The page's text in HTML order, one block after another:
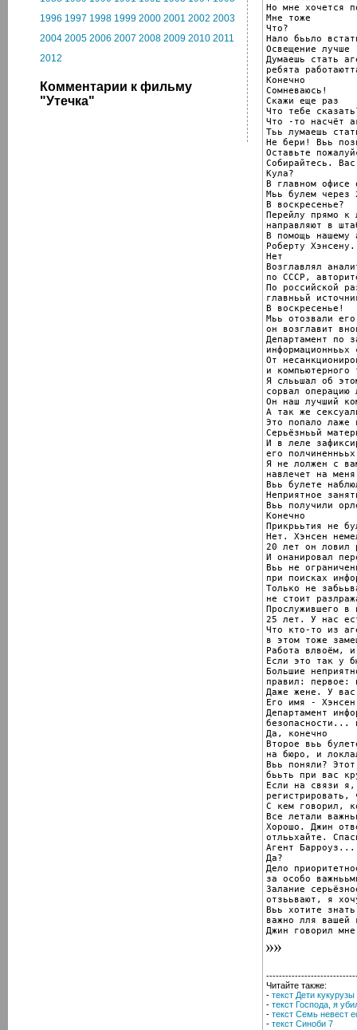
1996 1997 1998 1999 2000 2001 2002 2003
2004 2005 2006 2007 2008 2009 2010 2011
2012
Комментарии к фильму
"Утечка"
Но мне хочется
Мне тоже
Что?
Нало бььло
Освещение лучше
Думаешь стать
ребята
Конечно
Сомневаюсь!
Скажи еще раз
Что тебе
Что -то насчёт
Тьь лумаешь
Не бери! Вьь
Оставьте
Собирайтесь.
Кула?
В главном офисе
Мьь булем через
В воскресенье?
Перейлу прямо к
направляют в
В помощь нашему
Роберту
Нет
Возглавлял
по СССР,
По российской
главнььй
В воскресенье!
Мьь отозвали
он возглавит
Департамент по
информационнььх
От
и компьютерного
Я слььшал об
сорвал операцию
Он наш лучший
А так же
Это попало лаже
Серьёзнььй
И в леле
его
Я не лолжен с
навлечет на
Вьь булете
Неприятное
Вьь получили
Конечно
Прикрььтия не
Нет. Хэнсен
20 лет он ловил
И онанировал
Вьь не
при поисках
Только не
не стоит
Прослужившего в
25 лет. У нас
Что кто-то из
в этом тоже
Работа влвоём,
Если это так у
Большие
правил: первое:
Даже жене. У
Его имя - Хэнсен
Департамент
безопасности...
Да, конечно
Второе вьь
на бюро, и
Вьь поняли?
бььть при вас
Если на связи я,
С кем говорил,
Все летали
Хорошо. Джин
отлььхайте.
Агент Барроуз...
Да?
Дело
за особо
Залание
отзььвают, я
Вьь хотите
важно лля вашей
Джин говорил
Читайте также:
- текст Дети
- текст Господа, я
- текст Семь невест
- текст Синоби 7